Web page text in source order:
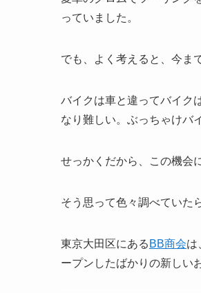
っていました。
でも、よく考えると、今ま
バイクは車と違ってバイク
なり難しい。ぶっちゃけバ
せっかくだから、この機会
そう思って色々調べていた
東京大田区にある BB商会は
ープンしたばかりの新しい